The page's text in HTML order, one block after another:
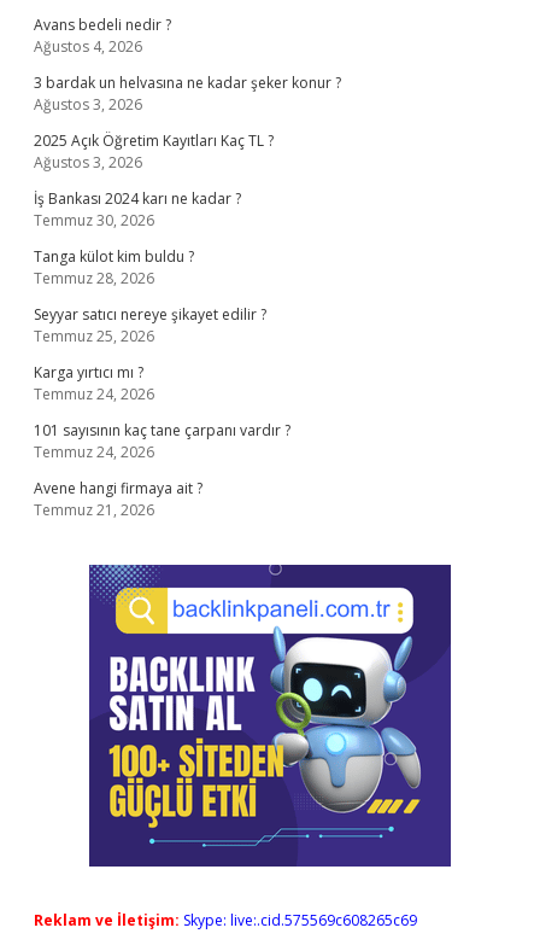
Avans bedeli nedir ?
Ağustos 4, 2026
3 bardak un helvasına ne kadar şeker konur ?
Ağustos 3, 2026
2025 Açık Öğretim Kayıtları Kaç TL ?
Ağustos 3, 2026
İş Bankası 2024 karı ne kadar ?
Temmuz 30, 2026
Tanga külot kim buldu ?
Temmuz 28, 2026
Seyyar satıcı nereye şikayet edilir ?
Temmuz 25, 2026
Karga yırtıcı mı ?
Temmuz 24, 2026
101 sayısının kaç tane çarpanı vardır ?
Temmuz 24, 2026
Avene hangi firmaya ait ?
Temmuz 21, 2026
Reklam ve İletişim: Skype: live:.cid.575569c608265c69